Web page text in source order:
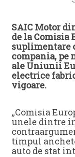
SAIC Motor
de la Comisia
suplimentare
compania, pe
ale Uniunii
electrice
vigoare.
„Comisia
unele dintre
timpul
auto de stat